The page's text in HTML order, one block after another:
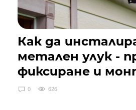
Как да
метален улук -
фиксиране и
0 626